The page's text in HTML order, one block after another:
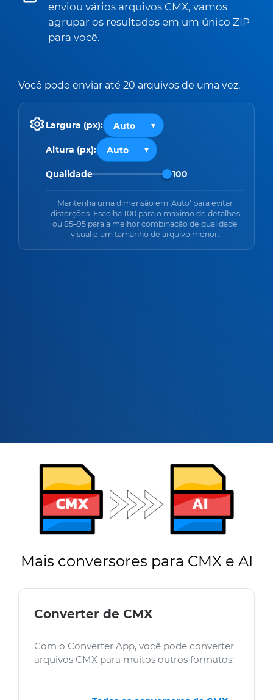
enviou vários arquivos CMX, vamos
agrupar os resultados em um único ZIP
para você.
Você pode enviar até 20 arquivos de uma vez.
Largura (px):
Altura (px):
Qualidade 100
Mantenha uma dimensão em 'Auto' para evitar
distorções. Escolha 100 para o máximo de detalhes
ou 85–95 para a melhor combinação de qualidade
visual e um tamanho de arquivo menor.
Mais conversores para CMX e AI
Converter de CMX
Com o Converter App, você pode converter
arquivos CMX para muitos outros formatos: